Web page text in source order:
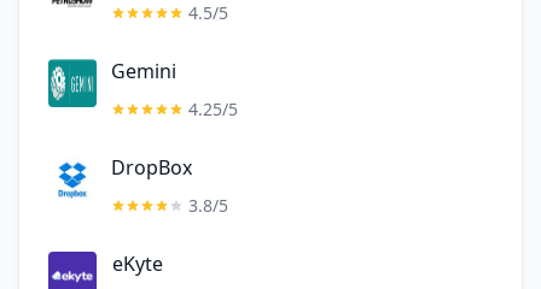
4.5/5
Gemini
4.25/5
DropBox
3.8/5
eKyte